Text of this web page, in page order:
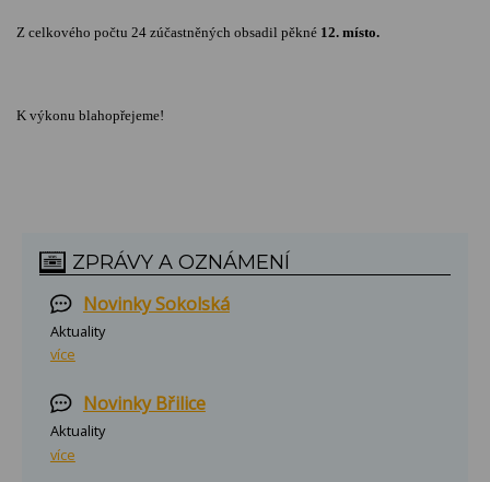
Z celkového počtu 24 zúčastněných obsadil pěkné 12. místo.
K výkonu blahopřejeme!
ZPRÁVY A OZNÁMENÍ
Novinky Sokolská
Aktuality
více
Novinky Břilice
Aktuality
více